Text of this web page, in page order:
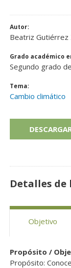
Autor:
Beatriz Gutiérrez
Grado académico
Segundo grado
Tema:
Cambio climático
Detalles
Objetivo
Propósito /
Propósito: